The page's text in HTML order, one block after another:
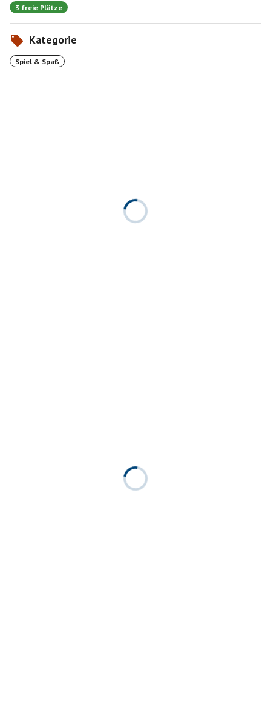
3 freie Plätze
Kategorie
Spiel & Spaß